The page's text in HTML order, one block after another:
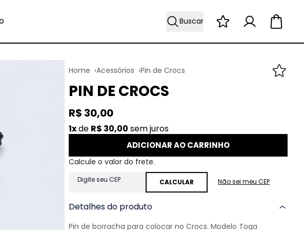
Buscar
Acessórios Pin de Crocs
PIN DE CROCS
R$ 30,00
1 de R$ 30,00 sem juros
ADICIONAR AO CARRINHO
Não sei meu CEP
Detalhes do produto
Pin de borracha para colocar no Crocs. Modelo Toga